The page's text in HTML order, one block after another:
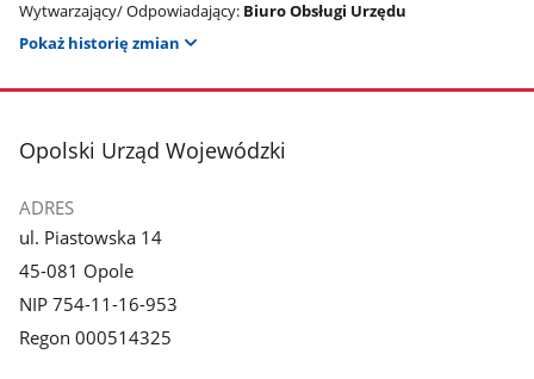
Wytwarzający/ Odpowiadający: Biuro Obsługi Urzędu
Pokaż historię zmian
stopka
Opolski Urząd Wojewódzki
ADRES
ul. Piastowska 14
45-081 Opole
NIP 754-11-16-953
Regon 000514325